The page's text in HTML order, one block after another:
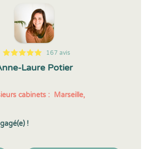
5
1
5
167 167 avis
Laure Potier
cabinets : Marseille,
!